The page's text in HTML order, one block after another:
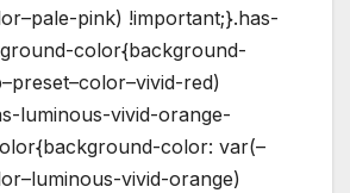
pink) !important;}.has-
color{background-
red)
luminous-vivid-orange-
color: var(–
vivid-orange)